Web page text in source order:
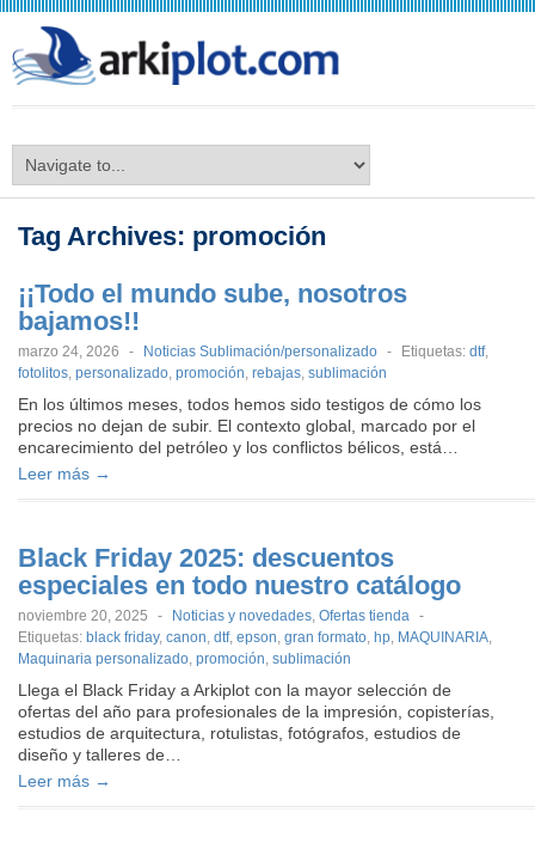
Tag Archives: promoción
¡¡Todo el mundo sube, nosotros
bajamos!!
marzo 24, 2026 - Noticias Sublimación/personalizado - Etiquetas: dtf,
fotolitos, personalizado, promoción, rebajas, sublimación
En los últimos meses, todos hemos sido testigos de cómo los
precios no dejan de subir. El contexto global, marcado por el
encarecimiento del petróleo y los conflictos bélicos, está…
Leer más →
Black Friday 2025: descuentos
especiales en todo nuestro catálogo
noviembre 20, 2025 - Noticias y novedades, Ofertas tienda -
Etiquetas: black friday, canon, dtf, epson, gran formato, hp, MAQUINARIA,
Maquinaria personalizado, promoción, sublimación
Llega el Black Friday a Arkiplot con la mayor selección de
ofertas del año para profesionales de la impresión, copisterías,
estudios de arquitectura, rotulistas, fotógrafos, estudios de
diseño y talleres de…
Leer más →